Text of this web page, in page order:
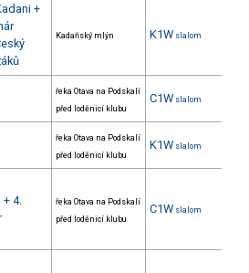
+
Kadaňský mlýn K1W slalom
řeka Otava na Podskalí
před loděnicí klubu
C1W slalom
řeka Otava na Podskalí
před loděnicí klubu
K1W slalom
+ 4.
řeka Otava na Podskalí
před loděnicí klubu
C1W slalom